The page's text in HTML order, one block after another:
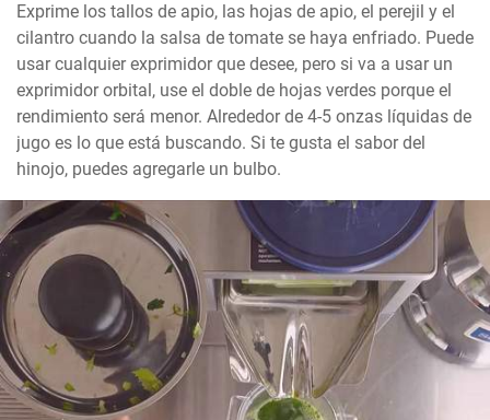
Exprime los tallos de apio, las hojas de apio, el perejil y el
cilantro cuando la salsa de tomate se haya enfriado. Puede
usar cualquier exprimidor que desee, pero si va a usar un
exprimidor orbital, use el doble de hojas verdes porque el
rendimiento será menor. Alrededor de 4-5 onzas líquidas de
jugo es lo que está buscando. Si te gusta el sabor del
hinojo, puedes agregarle un bulbo.